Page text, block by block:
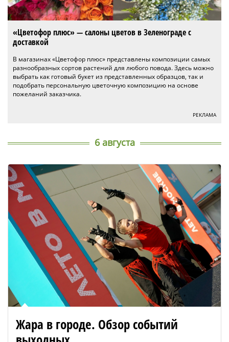
«Цветофор плюс» — салоны цветов в Зеленограде с
доставкой
В магазинах «Цветофор плюс» представлены композиции самых
разнообразных сортов растений для любого повода. Здесь можно
выбрать как готовый букет из представленных образцов, так и
подобрать персональную цветочную композицию на основе
пожеланий заказчика.
РЕКЛАМА
6 августа
Жара в городе. Обзор событий